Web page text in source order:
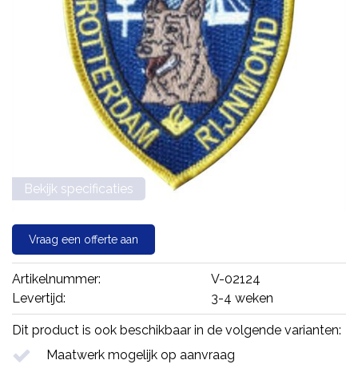
Bekijk specificaties
Vraag een offerte aan
Artikelnummer:
V-02124
Levertijd:
3-4 weken
Dit product is ook beschikbaar in de volgende varianten:
Maatwerk mogelijk op aanvraag